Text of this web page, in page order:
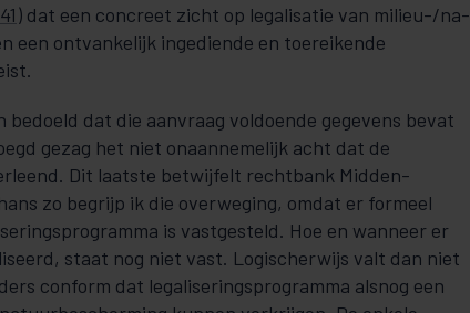
) dat een con­creet zicht op le­ga­­­­lisa­tie van mi­lieu-/na­
een ontvankelijk ingediende en toerei­ken­de
dat die aanvraag voldoende gegevens bevat
gezag het niet onaannemelijk acht dat de
Dit laatste betwij­felt rechtbank Midden-
zo begrijp ik die overweging, omdat er for­meel
is vastgesteld. Hoe en wanneer er
staat nog niet vast. Logischerwijs valt dan niet
con­form dat legalise­rings­pro­gram­ma alsnog een